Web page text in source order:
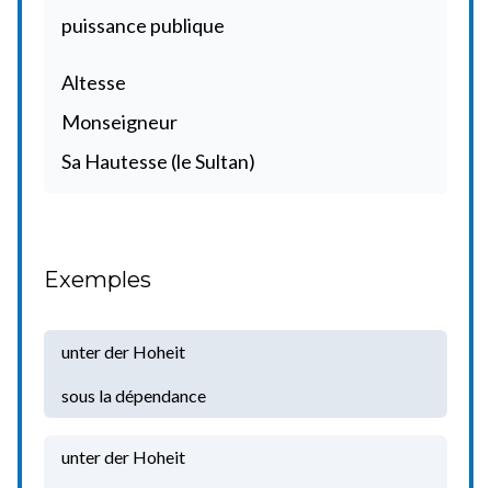
puissance publique
Altesse
Monseigneur
Sa Hautesse (le Sultan)
Exemples
unter der Hoheit
sous la dépendance
unter der Hoheit